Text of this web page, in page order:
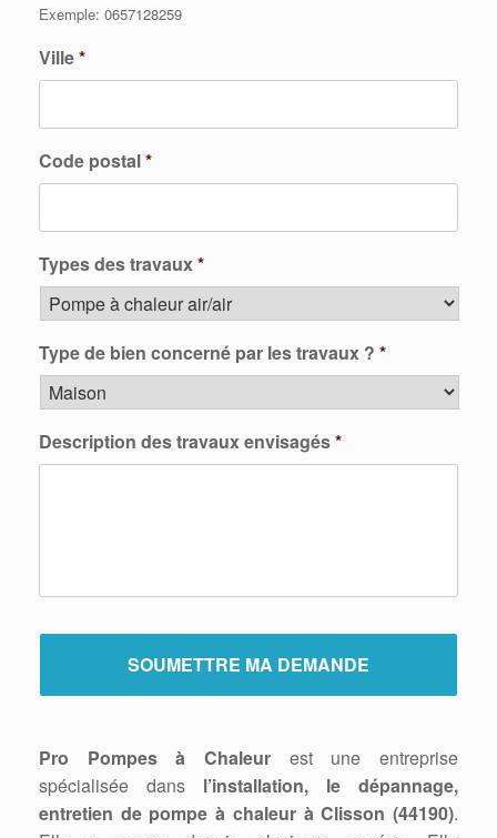
Exemple: 0657128259
Ville*
Code postal*
Types des travaux*
Type de bien concerné par les travaux ? *
Description des travaux envisagés*
Pro Pompes à Chaleur est une entreprise
spécialisée dans l’installation, le dépannage,
entretien de pompe à chaleur à Clisson (44190).